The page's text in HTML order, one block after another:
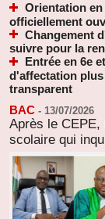
Orientation
officiellement
Changement
suivre pour la
Entrée en 6e
d'affectation
transparent
BAC - 13/07/2026
Après le CEPE,
scolaire qui